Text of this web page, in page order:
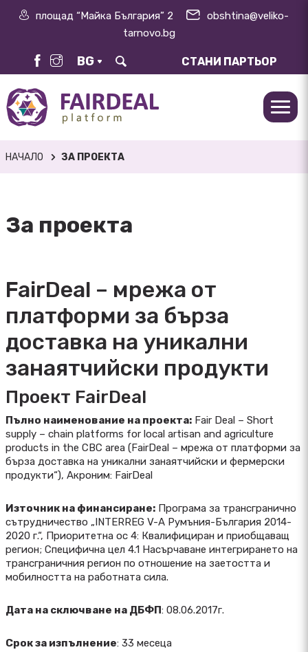
площад “Майка България” 2
obshtina@veliko-
tarnovo.bg
BG СТАНИ ПАРТЬОР
НАЧАЛО ЗА ПРОЕКТА
За проекта
FairDeal – мрежа от
платформи за бърза
доставка на уникални
занаятчийски продукти
Проект FairDeal
Пълно наименование на проекта: Fair Deal – Short
supply – chain platforms for local artisan and agriculture
products in the CBC area (FairDeal – мрежа от платформи за
бърза доставка на уникални занаятчийски и фермерски
продукти“), Акроним: FairDeal
Източник на финансиране: Програма за трансгранично
сътрудничество „INTERREG V-A Румъния-България 2014-
2020 г.“, Приоритетна ос 4: Квалифициран и приобщаващ
регион; Специфична цел 4.1 Насърчаване интегрирането на
трансграничния регион по отношение на заетостта и
мобилността на работната сила.
Дата на сключване на ДБФП: 08.06.2017г.
Срок за изпълнение: 33 месеца